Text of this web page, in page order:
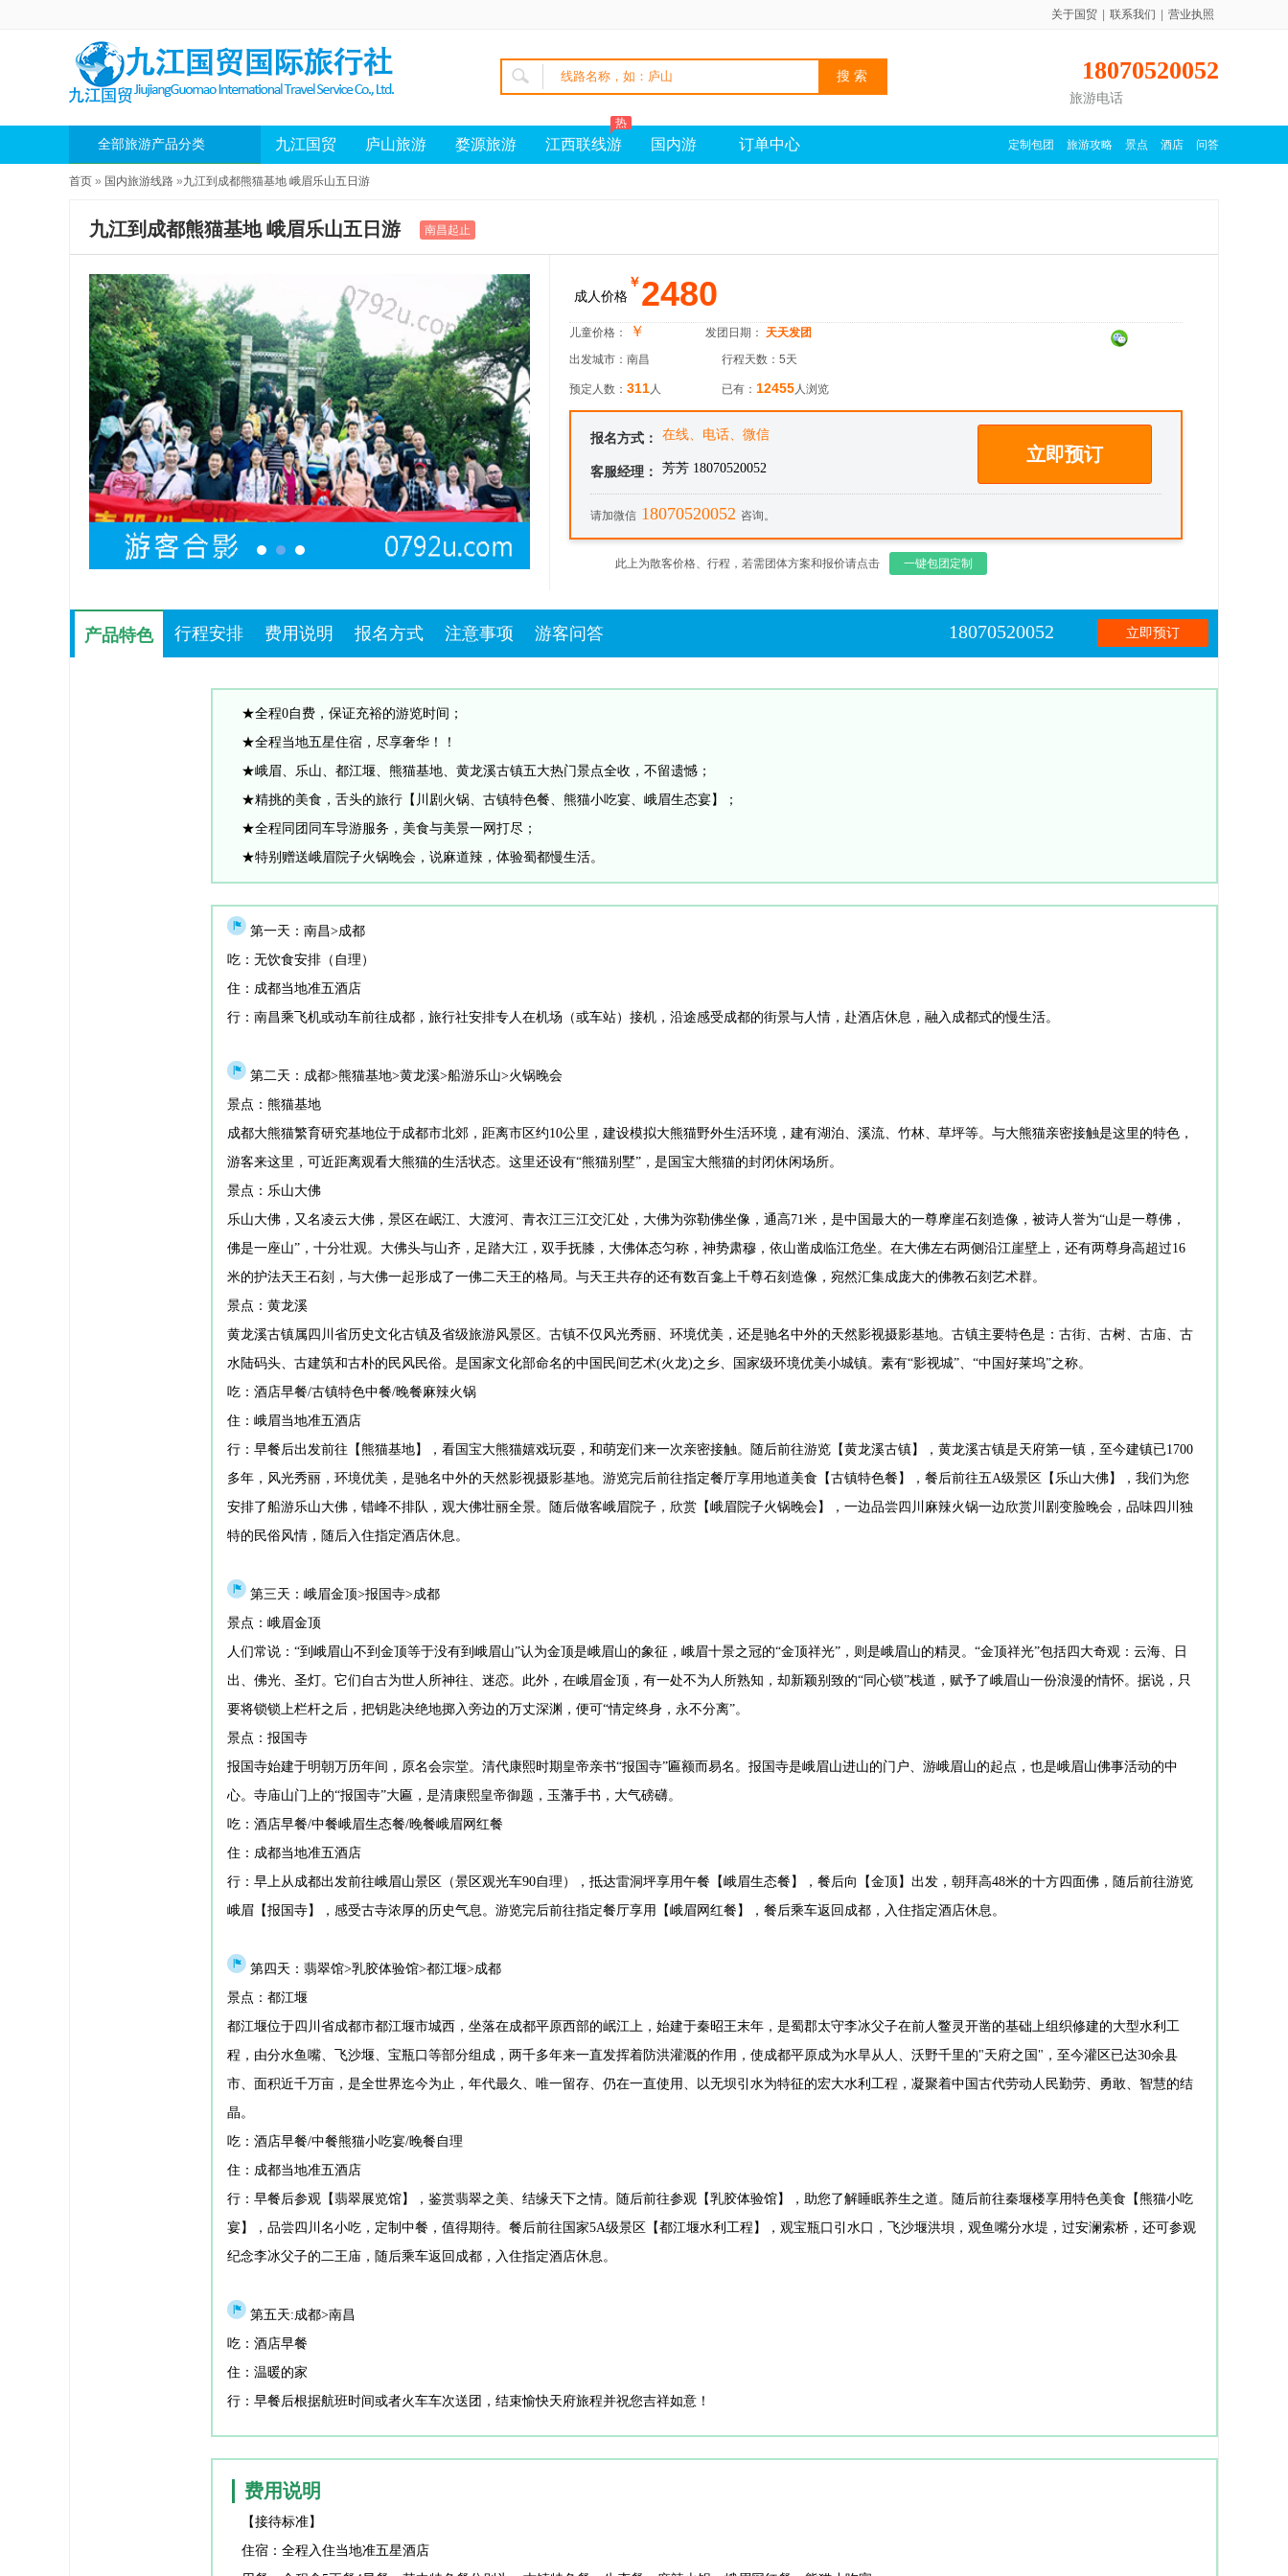
关于国贸 联系我们 营业执照
18070520052
旅游电话
全部旅游产品分类 九江国贸 庐山旅游 婺源旅游 江西联线游
热
国内游 订单中心 定制包团 旅游攻略 景点 酒店 问答
首页 » 国内旅游线路 »九江到成都熊猫基地 峨眉乐山五日游
九江到成都熊猫基地 峨眉乐山五日游 南昌起止
成人价格
￥ 2480
儿童价格： ￥ 发团日期：
天天发团
出发城市：南昌
行程天数：5天
预定人数： 311人 已有： 12455人浏览
报名方式： 在线、电话、微信
客服经理： 芳芳 18070520052
立即预订
请加微信 18070520052 咨询。
此上为散客价格、行程，若需团体方案和报价请点击 一键包团定制
产品特色 行程安排 费用说明 报名方式 注意事项 游客问答 立即预订
18070520052
★全程0自费，保证充裕的游览时间；
★全程当地五星住宿，尽享奢华！！
★峨眉、乐山、都江堰、熊猫基地、黄龙溪古镇五大热门景点全收，不留遗憾；
★精挑的美食，舌头的旅行【川剧火锅、古镇特色餐、熊猫小吃宴、峨眉生态宴】；
★全程同团同车导游服务，美食与美景一网打尽；
★特别赠送峨眉院子火锅晚会，说麻道辣，体验蜀都慢生活。
第一天：南昌>成都
吃：无饮食安排（自理）
住：成都当地准五酒店
行：南昌乘飞机或动车前往成都，旅行社安排专人在机场（或车站）接机，沿途感受成都的街景与人情，赴酒店休息，融入成都式的慢生活。
第二天：成都>熊猫基地>黄龙溪>船游乐山>火锅晚会
景点：熊猫基地
成都大熊猫繁育研究基地位于成都市北郊，距离市区约10公里，建设模拟大熊猫野外生活环境，建有湖泊、溪流、竹林、草坪等。与大熊猫亲密接触是这里的特色，
游客来这里，可近距离观看大熊猫的生活状态。这里还设有“熊猫别墅”，是国宝大熊猫的封闭休闲场所。
景点：乐山大佛
乐山大佛，又名凌云大佛，景区在岷江、大渡河、青衣江三江交汇处，大佛为弥勒佛坐像，通高71米，是中国最大的一尊摩崖石刻造像，被诗人誉为“山是一尊佛，
佛是一座山”，十分壮观。大佛头与山齐，足踏大江，双手抚膝，大佛体态匀称，神势肃穆，依山凿成临江危坐。在大佛左右两侧沿江崖壁上，还有两尊身高超过16
米的护法天王石刻，与大佛一起形成了一佛二天王的格局。与天王共存的还有数百龛上千尊石刻造像，宛然汇集成庞大的佛教石刻艺术群。
景点：黄龙溪
黄龙溪古镇属四川省历史文化古镇及省级旅游风景区。古镇不仅风光秀丽、环境优美，还是驰名中外的天然影视摄影基地。古镇主要特色是：古街、古树、古庙、古
水陆码头、古建筑和古朴的民风民俗。是国家文化部命名的中国民间艺术(火龙)之乡、国家级环境优美小城镇。素有“影视城”、“中国好莱坞”之称。
吃：酒店早餐/古镇特色中餐/晚餐麻辣火锅
住：峨眉当地准五酒店
行：早餐后出发前往【熊猫基地】，看国宝大熊猫嬉戏玩耍，和萌宠们来一次亲密接触。随后前往游览【黄龙溪古镇】，黄龙溪古镇是天府第一镇，至今建镇已1700
多年，风光秀丽，环境优美，是驰名中外的天然影视摄影基地。游览完后前往指定餐厅享用地道美食【古镇特色餐】，餐后前往五A级景区【乐山大佛】，我们为您
安排了船游乐山大佛，错峰不排队，观大佛壮丽全景。随后做客峨眉院子，欣赏【峨眉院子火锅晚会】，一边品尝四川麻辣火锅一边欣赏川剧变脸晚会，品味四川独
特的民俗风情，随后入住指定酒店休息。
第三天：峨眉金顶>报国寺>成都
景点：峨眉金顶
人们常说：“到峨眉山不到金顶等于没有到峨眉山”认为金顶是峨眉山的象征，峨眉十景之冠的“金顶祥光”，则是峨眉山的精灵。“金顶祥光”包括四大奇观：云海、日
出、佛光、圣灯。它们自古为世人所神往、迷恋。此外，在峨眉金顶，有一处不为人所熟知，却新颖别致的“同心锁”栈道，赋予了峨眉山一份浪漫的情怀。据说，只
要将锁锁上栏杆之后，把钥匙决绝地掷入旁边的万丈深渊，便可“情定终身，永不分离”。
景点：报国寺
报国寺始建于明朝万历年间，原名会宗堂。清代康熙时期皇帝亲书“报国寺”匾额而易名。报国寺是峨眉山进山的门户、游峨眉山的起点，也是峨眉山佛事活动的中
心。寺庙山门上的“报国寺”大匾，是清康熙皇帝御题，玉藩手书，大气磅礴。
吃：酒店早餐/中餐峨眉生态餐/晚餐峨眉网红餐
住：成都当地准五酒店
行：早上从成都出发前往峨眉山景区（景区观光车90自理），抵达雷洞坪享用午餐【峨眉生态餐】，餐后向【金顶】出发，朝拜高48米的十方四面佛，随后前往游览
峨眉【报国寺】，感受古寺浓厚的历史气息。游览完后前往指定餐厅享用【峨眉网红餐】，餐后乘车返回成都，入住指定酒店休息。
第四天：翡翠馆>乳胶体验馆>都江堰>成都
景点：都江堰
都江堰位于四川省成都市都江堰市城西，坐落在成都平原西部的岷江上，始建于秦昭王末年，是蜀郡太守李冰父子在前人鳖灵开凿的基础上组织修建的大型水利工
程，由分水鱼嘴、飞沙堰、宝瓶口等部分组成，两千多年来一直发挥着防洪灌溉的作用，使成都平原成为水旱从人、沃野千里的"天府之国"，至今灌区已达30余县
市、面积近千万亩，是全世界迄今为止，年代最久、唯一留存、仍在一直使用、以无坝引水为特征的宏大水利工程，凝聚着中国古代劳动人民勤劳、勇敢、智慧的结
晶。
吃：酒店早餐/中餐熊猫小吃宴/晚餐自理
住：成都当地准五酒店
行：早餐后参观【翡翠展览馆】，鉴赏翡翠之美、结缘天下之情。随后前往参观【乳胶体验馆】，助您了解睡眠养生之道。随后前往秦堰楼享用特色美食【熊猫小吃
宴】，品尝四川名小吃，定制中餐，值得期待。餐后前往国家5A级景区【都江堰水利工程】，观宝瓶口引水口，飞沙堰洪垻，观鱼嘴分水堤，过安澜索桥，还可参观
纪念李冰父子的二王庙，随后乘车返回成都，入住指定酒店休息。
第五天:成都>南昌
吃：酒店早餐
住：温暖的家
行：早餐后根据航班时间或者火车车次送团，结束愉快天府旅程并祝您吉祥如意！
费用说明
【接待标准】
住宿：全程入住当地准五星酒店